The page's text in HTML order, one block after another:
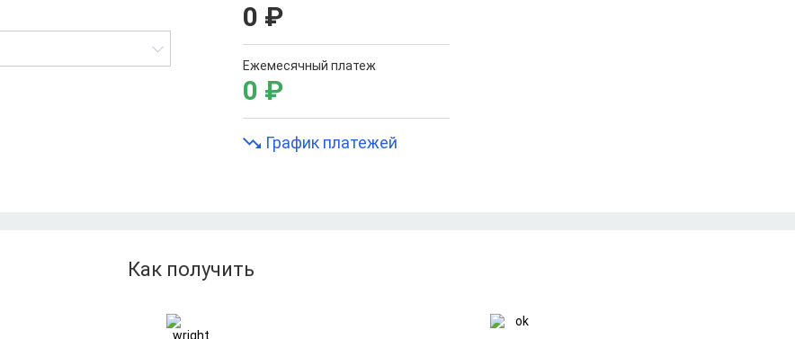
0 ₽
Ежемесячный платеж
0 ₽
График платежей
Как получить